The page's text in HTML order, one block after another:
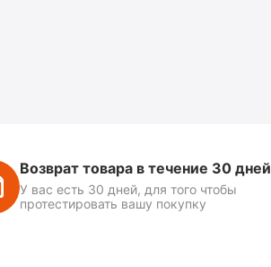
Возврат товара в течение 30 дней
У вас есть 30 дней, для того чтобы
протестировать вашу покупку